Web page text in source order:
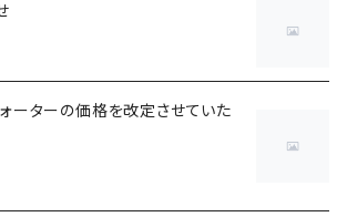
ーターの価格を改定させていた